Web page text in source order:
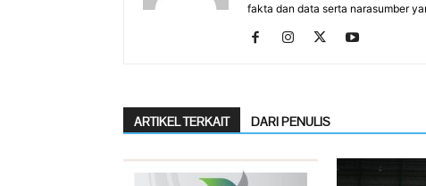
fakta dan data serta narasumber
ARTIKEL TERKAIT DARI PENULIS